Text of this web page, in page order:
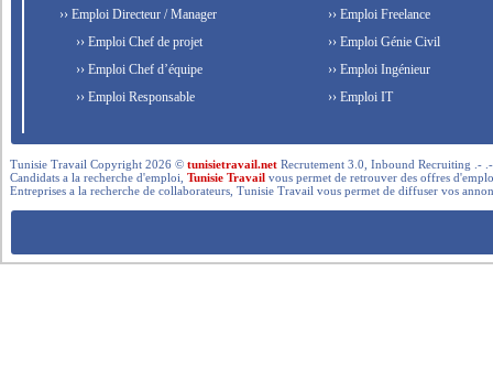
›› Emploi Directeur / Manager
›› Emploi Chef de projet
›› Emploi Chef d’équipe
›› Emploi Responsable
›› Emploi Freelance
›› Emploi Génie Civil
›› Emploi Ingénieur
›› Emploi IT
Tunisie Travail Copyright 2026 ©tunisietravail.net Recrutement 3.0, Inbound Recruiting .-
Candidats a la recherche d'emploi,Tunisie Travail vous permet de retrouver des offres
Entreprises a la recherche de collaborateurs, Tunisie Travail vous permet de diffuser vos